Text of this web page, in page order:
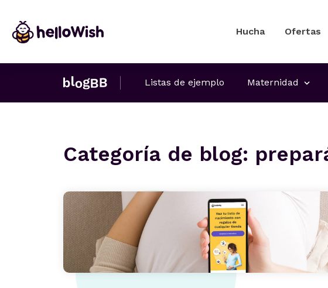
Hucha Ofertas
Listas de ejemplo Maternidad
Categoría de blog: